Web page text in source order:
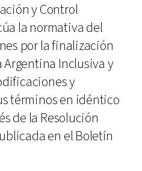
y Control
la normativa del
por la finalización
Argentina Inclusiva y
y
términos en idéntico
de la Resolución
en el Boletín